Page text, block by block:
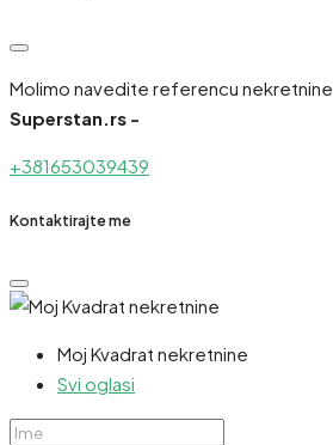
Molimo navedite referencu nekretnine
Superstan.rs -
+381653039439
Kontaktirajte me
Moj Kvadrat nekretnine
Svi oglasi